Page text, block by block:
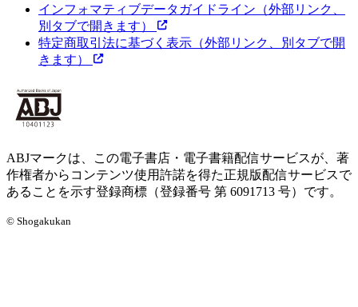
インフォマティブデータガイドライン （外部リンク、
別タブで開きます）
特定商取引法に基づく表示 （外部リンク、別タブで開
きます）
ABJマークは、この電子書店・電子書籍配信サービスが、著
作権者からコンテンツ使用許諾を得た正規版配信サービスで
あることを示す登録商標（登録番号 第 6091713 号）です。
© Shogakukan